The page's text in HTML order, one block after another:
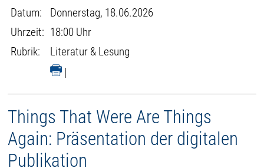
Datum:
Donnerstag, 18.06.2026
Uhrzeit: 18:00 Uhr
Rubrik:
Literatur & Lesung
|
Things That Were Are Things
Again: Präsentation der digitalen
Publikation